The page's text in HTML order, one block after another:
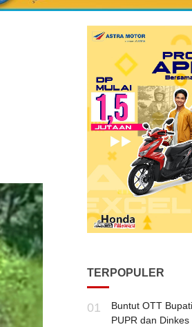
TERPOPULER
01
Buntut OTT
PUPR dan